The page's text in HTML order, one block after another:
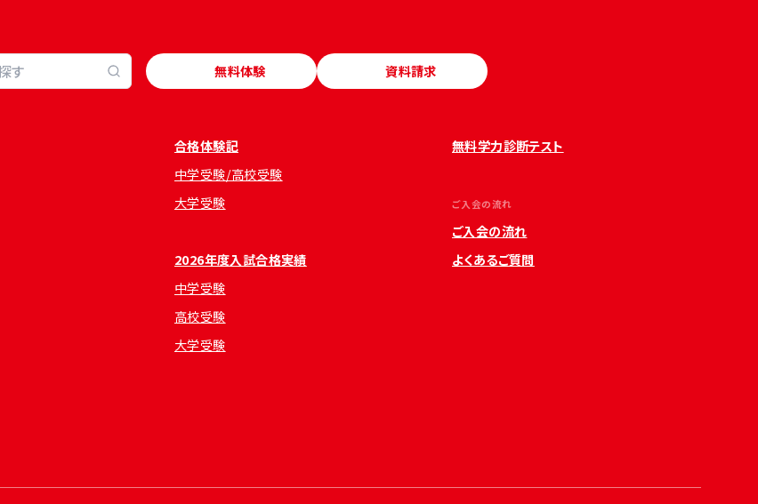
無料体験 資料請求
合格体験記
中学受験/高校受験
大学受験
2026年度入試合格実績
中学受験
高校受験
大学受験
無料学力診断テスト
ご入会の流れ
ご入会の流れ
よくあるご質問